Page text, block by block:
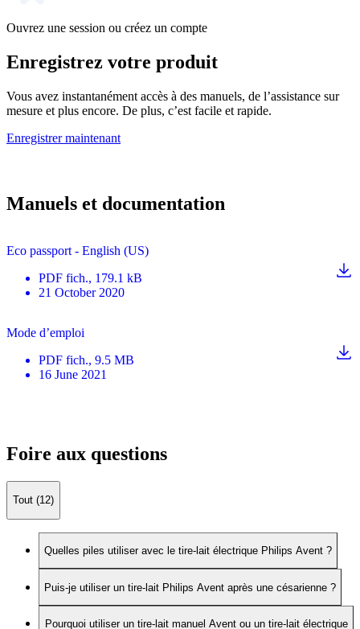
Ouvrez une session ou créez un compte
Enregistrez votre produit
Vous avez instantanément accès à des manuels, de l’assistance sur
mesure et plus encore. De plus, c’est facile et rapide.
Enregistrer maintenant
Manuels et documentation
Eco passport - English (US)
PDF fich., 179.1 kB
21 October 2020
Mode d’emploi
PDF fich., 9.5 MB
16 June 2021
Foire aux questions
Tout (12)
Quelles piles utiliser avec le tire-lait électrique Philips Avent ?
Puis-je utiliser un tire-lait Philips Avent après une césarienne ?
Pourquoi utiliser un tire-lait manuel Avent ou un tire-lait électrique